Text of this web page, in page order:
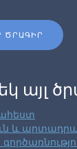
ԾՐԱԳԻՐ
այլ
և